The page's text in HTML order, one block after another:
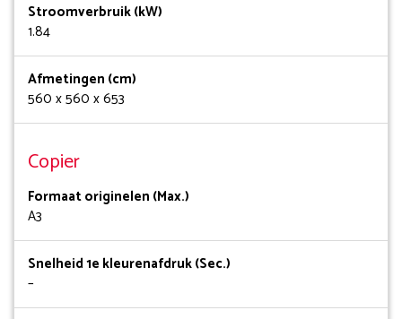
Stroomverbruik (kW)
1.84
Afmetingen (cm)
560 x 560 x 653
Copier
Formaat originelen (Max.)
A3
Snelheid 1e kleurenafdruk (Sec.)
–